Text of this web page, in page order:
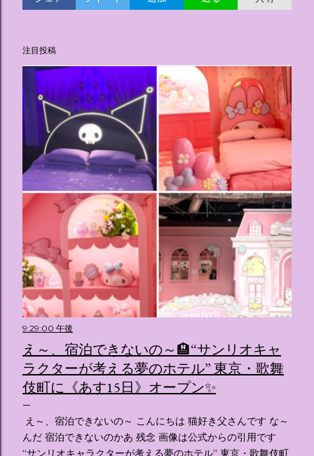
注目投稿
9:29:00 午後
え～、宿泊できないの～🏨“サンリオキャ
ラクターが考える夢のホテル” 東京・歌舞
伎町に《あす15日》オープン✨️
え～、宿泊できないの～ こんにちは 猫好き父さんです な～
んだ 宿泊できないのかあ 残念 画像は公式からの引用です
“サンリオキャラクターが考える夢のホテル” 東京・歌舞伎町